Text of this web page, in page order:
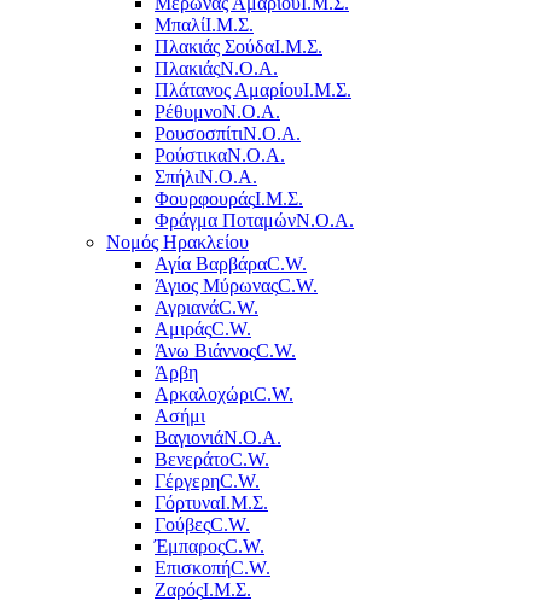
ΜπαλίΙ.Μ.Σ.
Πλακιάς ΣούδαΙ.Μ.Σ.
ΠλακιάςΝ.Ο.Α.
Πλάτανος ΑμαρίουΙ.Μ.Σ.
ΡέθυμνοΝ.Ο.Α.
ΡουσοσπίτιΝ.Ο.Α.
ΡούστικαΝ.Ο.Α.
ΣπήλιΝ.Ο.Α.
ΦουρφουράςΙ.Μ.Σ.
Φράγμα ΠοταμώνΝ.Ο.Α.
Νομός Ηρακλείου
Αγία ΒαρβάραC.W.
Άγιος ΜύρωναςC.W.
ΑγριανάC.W.
ΑμιράςC.W.
Άνω ΒιάννοςC.W.
Άρβη
ΑρκαλοχώριC.W.
Ασήμι
ΒαγιονιάΝ.Ο.Α.
ΒενεράτοC.W.
ΓέργερηC.W.
ΓόρτυναΙ.Μ.Σ.
ΓούβεςC.W.
ΈμπαροςC.W.
ΕπισκοπήC.W.
ΖαρόςΙ.Μ.Σ.